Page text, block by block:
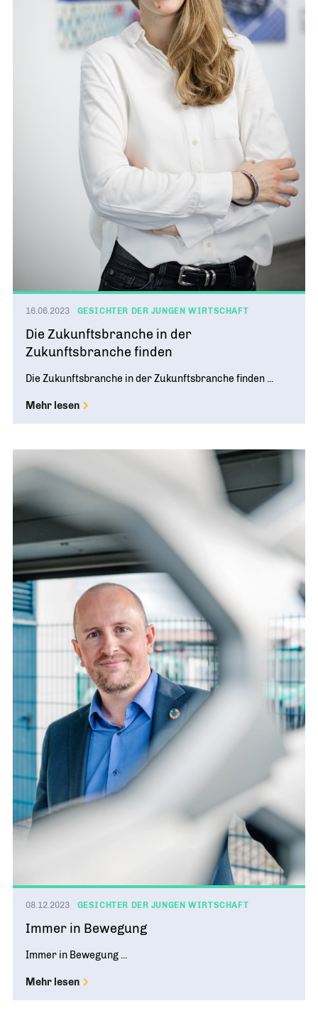
16.06.2023 GESICHTER DER JUNGEN WIRTSCHAFT
Die Zukunftsbranche in der
Zukunftsbranche finden
Die Zukunftsbranche in der Zukunftsbranche finden ...
Mehr lesen
08.12.2023 GESICHTER DER JUNGEN WIRTSCHAFT
Immer in Bewegung
Immer in Bewegung ...
Mehr lesen